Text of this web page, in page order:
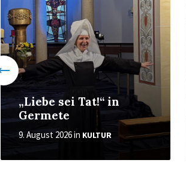
„Liebe sei Tat!“ in
Germete
9. August 2026in KULTUR